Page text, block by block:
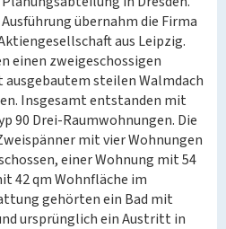
übernahm die Firma
aus Leipzig.
einen zweigeschossigen
steilen Walmdach
Insgesamt entstanden mit
90 Drei-Raumwohnungen. Die
mit vier Wohnungen
einer Wohnung mit 54
42 qm Wohnfläche im
gehörten ein Bad mit
ursprünglich ein Austritt in